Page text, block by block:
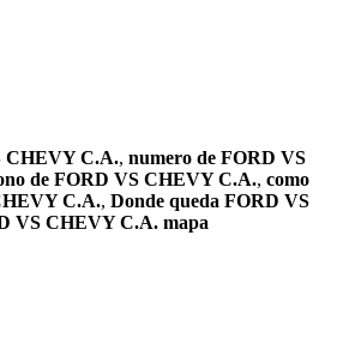
CHEVY C.A., numero de FORD VS
de FORD VS CHEVY C.A., como
C.A., Donde queda FORD VS
VS CHEVY C.A. mapa